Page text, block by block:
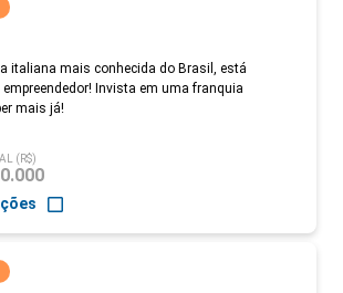
italiana mais conhecida do Brasil, está
Invista em uma franquia
mais já!
(R$)